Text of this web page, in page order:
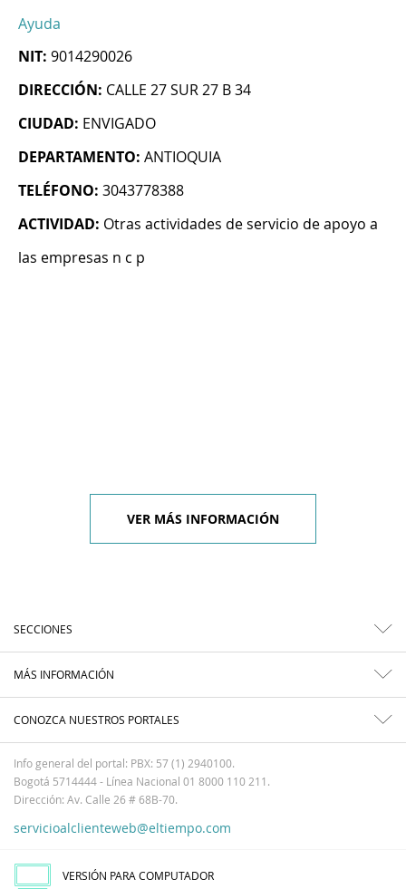
Ayuda
NIT: 9014290026
DIRECCIÓN: CALLE 27 SUR 27 B 34
CIUDAD: ENVIGADO
DEPARTAMENTO: ANTIOQUIA
TELÉFONO: 3043778388
ACTIVIDAD: Otras actividades de servicio de apoyo a
las empresas n c p
VER MÁS INFORMACIÓN
SECCIONES
MÁS INFORMACIÓN
CONOZCA NUESTROS PORTALES
Info general del portal: PBX: 57 (1) 2940100.
Bogotá 5714444 - Línea Nacional 01 8000 110 211.
Dirección: Av. Calle 26 # 68B-70.
servicioalclienteweb@eltiempo.com
VERSIÓN PARA COMPUTADOR